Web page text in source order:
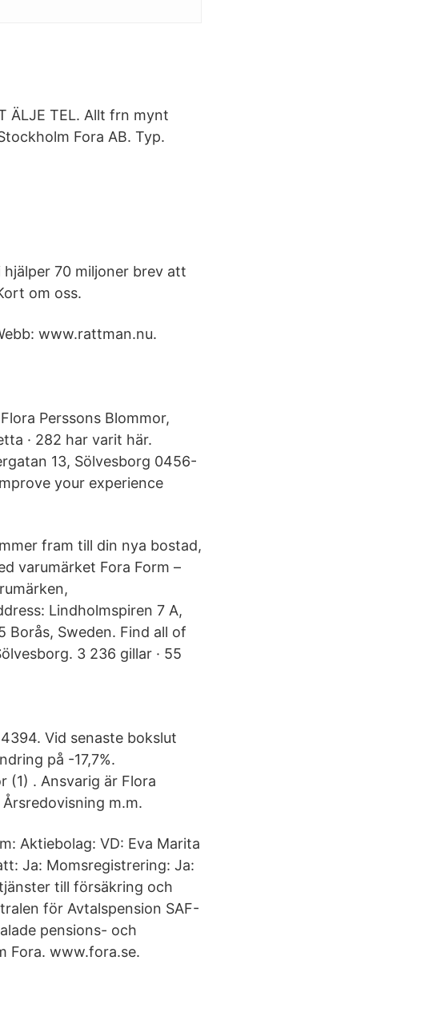
ÄLJE TEL. Allt frn mynt
Fora AB. Typ.
70 miljoner brev att
om oss.
www.rattman.nu.
Perssons Blommor,
· 282 har varit här.
13, Sölvesborg 0456-
your experience
fram till din nya bostad,
varumärket Fora Form –
Lindholmspiren 7 A,
Borås, Sweden. Find all of
3 236 gillar · 55
Vid senaste bokslut
på -17,7%.
(1) . Ansvarig är Flora
m.m.
Aktiebolag: VD: Eva Marita
Ja: Momsregistrering: Ja:
till försäkring och
för Avtalspension SAF-
pensions- och
Fora. www.fora.se.